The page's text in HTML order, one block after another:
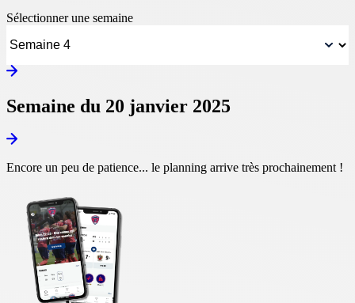
Sélectionner une semaine
Semaine du 20 janvier 2025
Encore un peu de patience... le planning arrive très prochainement !